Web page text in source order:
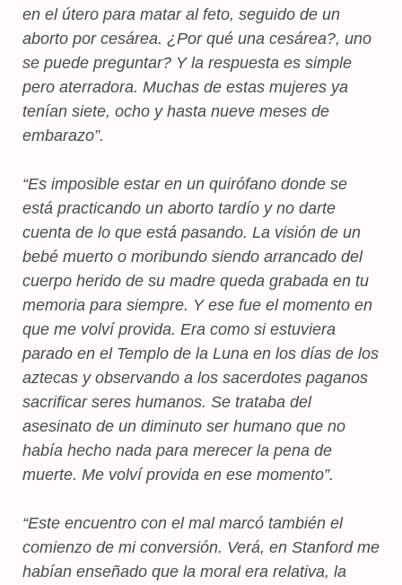
en el útero para matar al feto, seguido de un
aborto por cesárea. ¿Por qué una cesárea?, uno
se puede preguntar? Y la respuesta es simple
pero aterradora. Muchas de estas mujeres ya
tenían siete, ocho y hasta nueve meses de
embarazo”.
“Es imposible estar en un quirófano donde se
está practicando un aborto tardío y no darte
cuenta de lo que está pasando. La visión de un
bebé muerto o moribundo siendo arrancado del
cuerpo herido de su madre queda grabada en tu
memoria para siempre. Y ese fue el momento en
que me volví provida. Era como si estuviera
parado en el Templo de la Luna en los días de los
aztecas y observando a los sacerdotes paganos
sacrificar seres humanos. Se trataba del
asesinato de un diminuto ser humano que no
había hecho nada para merecer la pena de
muerte. Me volví provida en ese momento”.
“Este encuentro con el mal marcó también el
comienzo de mi conversión. Verá, en Stanford me
habían enseñado que la moral era relativa, la